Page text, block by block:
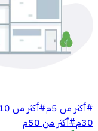
#أكثر من 5م #أكثر من 10م
30م #أكثر من 50م